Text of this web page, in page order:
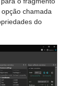
chamada
do